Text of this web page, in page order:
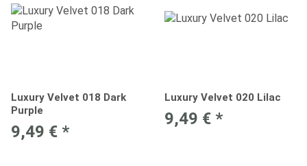
Luxury Velvet 018 Dark
Purple
9,49 € *
Luxury Velvet 020 Lilac
9,49 € *